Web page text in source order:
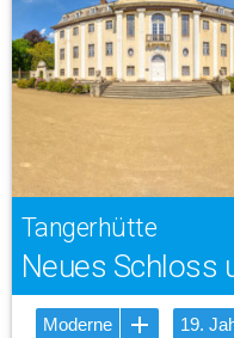
Tangerhütte
Neues Schloss
Moderne 19.